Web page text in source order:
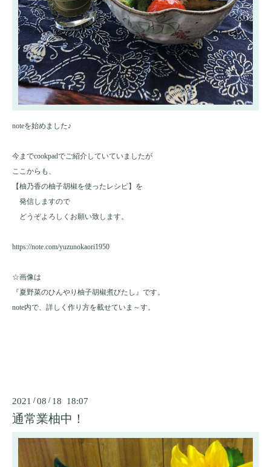
noteを始めました♪
今までcookpadでご紹介していていましたが
ここからも、
【柚乃香の柚子胡椒を使ったレシピ】を
発信しますので
どうぞよろしくお願い致します。
https://note.com/yuzunokaori1950
☆画像は
『夏野菜のひんやり柚子胡椒煮びたし』です。
note内で、詳しく作り方を載せていま～す。
2021 /08 / 18 18:07
通常業柚中！